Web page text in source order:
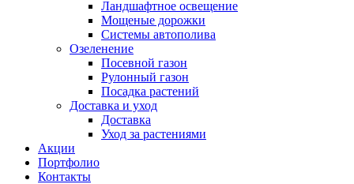
Ландшафтное освещение
Мощеные дорожки
Системы автополива
Озеленение
Посевной газон
Рулонный газон
Посадка растений
Доставка и уход
Доставка
Уход за растениями
Акции
Портфолио
Контакты